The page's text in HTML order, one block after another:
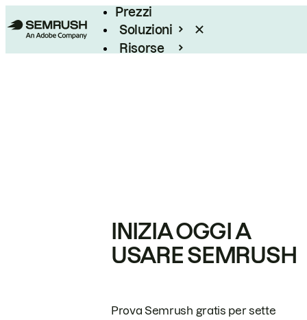
Prezzi
Soluzioni
Risorse
INIZIA OGGI A
USARE SEMRUSH
Prova Semrush gratis per sette